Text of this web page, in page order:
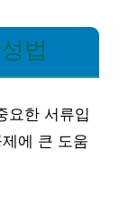
법
요한 서류입
에 큰 도움